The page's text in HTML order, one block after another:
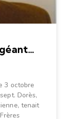
3 octobre
Dorès,
tenait